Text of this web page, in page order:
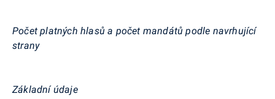
Počet platných hlasů a počet mandátů podle navrhující
strany
Základní údaje